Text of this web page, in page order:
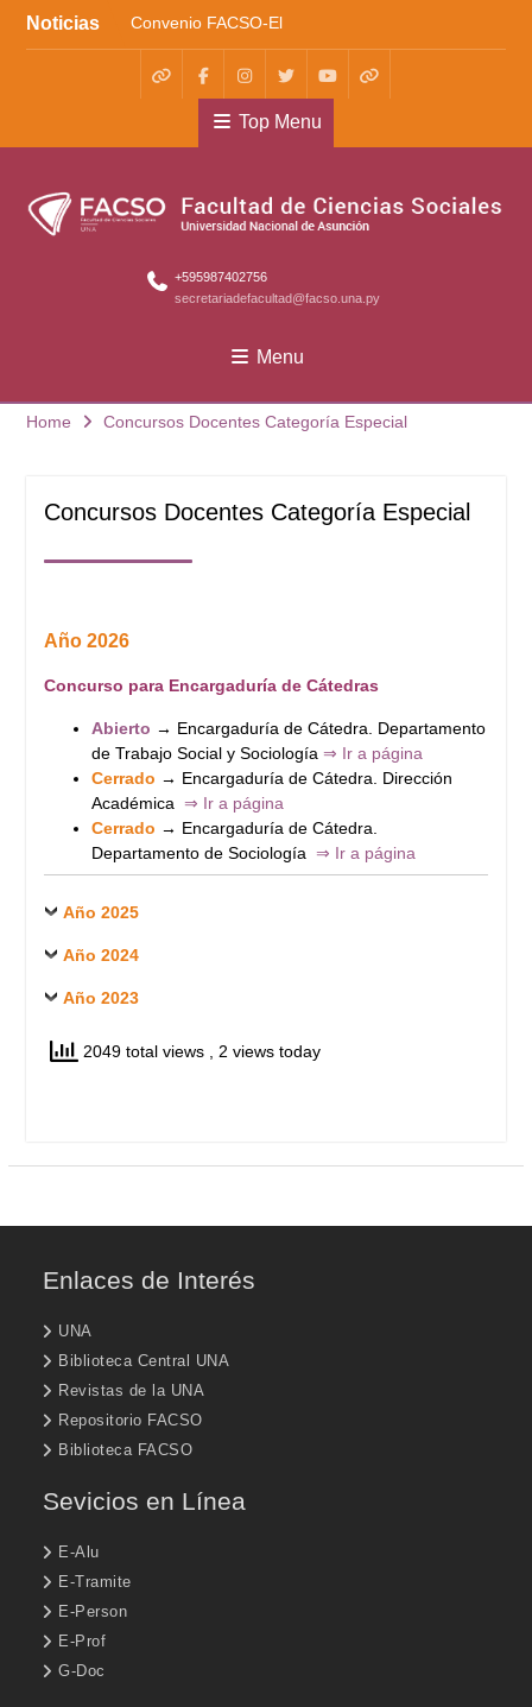
Noticias
Convenio FACSO-El
Cántaro
Kera yvoty en SciELO
Convenio FACSO – Ateneo
WhatsAppFacebookInstagram
X YoutubeTikTok
Top Menu
+595987402756
secretariadefacultad@facso.una.py
Menu
Home Concursos Docentes Categoría Especial
Concursos Docentes Categoría Especial
Año 2026
Concurso para Encargaduría de Cátedras
Abierto → Encargaduría de Cátedra. Departamento
de Trabajo Social y Sociología ⇒ Ir a página
Cerrado → Encargaduría de Cátedra. Dirección
Académica ⇒ Ir a página
Cerrado → Encargaduría de Cátedra.
Departamento de Sociología ⇒ Ir a página
Año 2025
Año 2024
Año 2023
2049 total views , 2 views today
Enlaces de Interés
UNA
Biblioteca Central UNA
Revistas de la UNA
Repositorio FACSO
Biblioteca FACSO
Sevicios en Línea
E-Alu
E-Tramite
E-Person
E-Prof
G-Doc